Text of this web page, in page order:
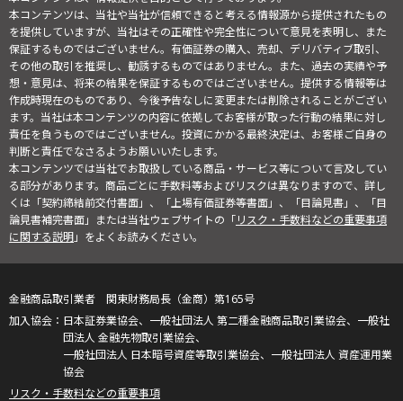
本コンテンツは、当社や当社が信頼できると考える情報源から提供されたもの
を提供していますが、当社はその正確性や完全性について意見を表明し、また
保証するものではございません。有価証券の購入、売却、デリバティブ取引、
その他の取引を推奨し、勧誘するものではありません。また、過去の実績や予
想・意見は、将来の結果を保証するものではございません。提供する情報等は
作成時現在のものであり、今後予告なしに変更または削除されることがござい
ます。当社は本コンテンツの内容に依拠してお客様が取った行動の結果に対し
責任を負うものではございません。投資にかかる最終決定は、お客様ご自身の
判断と責任でなさるようお願いいたします。
本コンテンツでは当社でお取扱している商品・サービス等について言及してい
る部分があります。商品ごとに手数料等およびリスクは異なりますので、詳し
くは「契約締結前交付書面」、「上場有価証券等書面」、「目論見書」、「目
論見書補完書面」または当社ウェブサイトの「リスク・手数料などの重要事項
に関する説明」をよくお読みください。
金融商品取引業者 関東財務局長（金商）第165号
日本証券業協会、一般社団法人 第二種金融商品取引業協会、一般社
団法人 金融先物取引業協会、
一般社団法人 日本暗号資産等取引業協会、一般社団法人 資産運用業
協会
リスク・手数料などの重要事項